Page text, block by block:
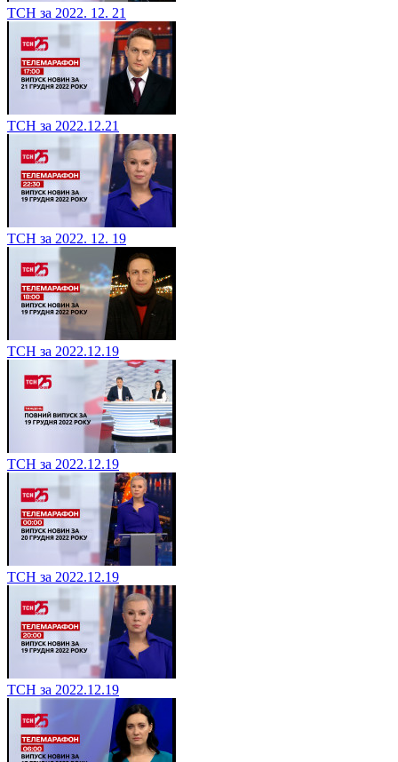
ТСН за 2022. 12. 21
ТСН за 2022.12.21
ТСН за 2022. 12. 19
ТСН за 2022.12.19
ТСН за 2022.12.19
ТСН за 2022.12.19
ТСН за 2022.12.19